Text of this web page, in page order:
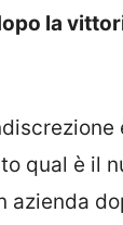
la
qual è il
azienda